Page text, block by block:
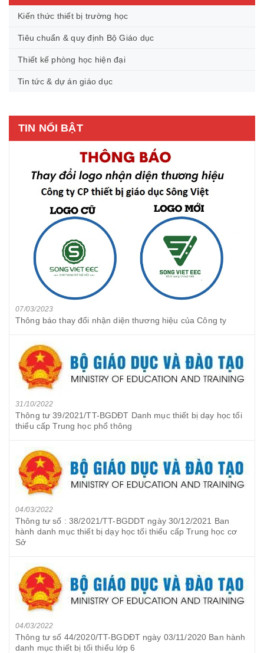
Kiến thức thiết bị trường học
Tiêu chuẩn & quy định Bộ Giáo dục
Thiết kế phòng học hiện đại
Tin tức & dự án giáo dục
TIN NỔI BẬT
07/03/2023
Thông báo thay đổi nhận diện thương hiệu của Công ty
31/10/2022
Thông tư 39/2021/TT-BGDĐT Danh mục thiết bị dạy học tối
thiểu cấp Trung học phổ thông
04/03/2022
Thông tư số : 38/2021/TT-BGDDT ngày 30/12/2021 Ban
hành danh mục thiết bị dạy học tối thiểu cấp Trung học cơ
Sở
04/03/2022
Thông tư số 44/2020/TT-BGDĐT ngày 03/11/2020 Ban hành
danh mục thiết bị tối thiểu lớp 6